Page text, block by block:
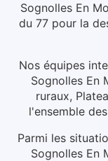
Sognolles En
du 77 pour la
Nos équipes
Sognolles En
ruraux,
l'ensemble
Parmi les
Sognolles En